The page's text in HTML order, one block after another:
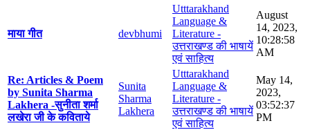
माया गीत devbhumi
Utttarakhand
Language &
Literature -
उत्तराखण्ड की भाषायें
एवं साहित्य
August
14, 2023,
10:28:58
AM
Re: Articles & Poem
by Sunita Sharma
Lakhera -सुनीता शर्मा
लखेरा जी के कविताये
Sunita
Sharma
Lakhera
Utttarakhand
Language &
Literature -
उत्तराखण्ड की भाषायें
एवं साहित्य
May 14,
2023,
03:52:37
PM